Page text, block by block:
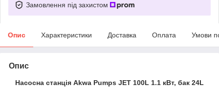
Замовлення під захистом
Опис Характеристики Доставка Оплата Умови
Опис
Насосна станція Akwa Pumps JET 100L 1.1 кВт, бак 24L